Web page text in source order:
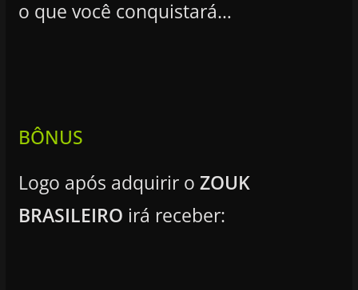
o que você conquistará…
BÔNUS
Logo após adquirir o ZOUK
BRASILEIRO irá receber: